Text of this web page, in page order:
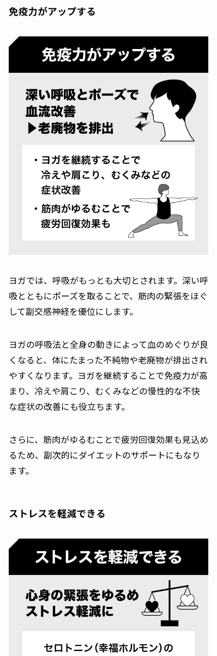
免疫力がアップする
ヨガでは、呼吸がもっとも大切とされます。深い呼
吸とともにポーズを取ることで、筋肉の緊張をほぐ
して副交感神経を優位にします。
ヨガの呼吸法と全身の動きによって血のめぐりが良
くなると、体にたまった不純物や老廃物が排出され
やすくなります。ヨガを継続することで免疫力が高
まり、冷えや肩こり、むくみなどの慢性的な不快
な症状の改善にも役立ちます。
さらに、筋肉がゆるむことで疲労回復効果も見込め
るため、副次的にダイエットのサポートにもなり
ます。
ストレスを軽減できる